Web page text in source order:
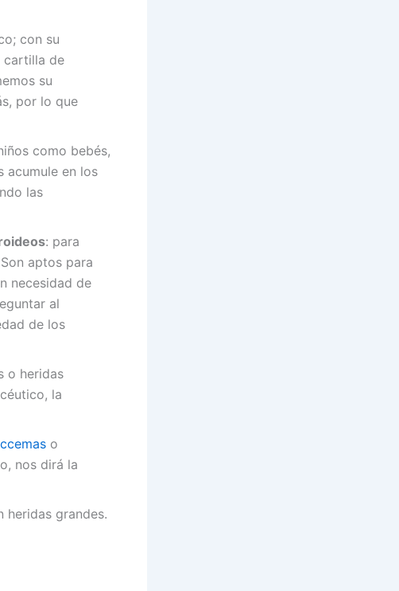
con su
cartilla de
su
por lo que
como bebés,
acumule en los
las
: para
aptos para
necesidad de
al
de los
o heridas
la
o
nos dirá la
heridas grandes.